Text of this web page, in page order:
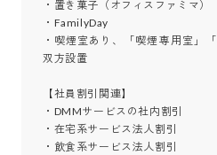
・置き菓子（オフィスファミマ）
・FamilyDay
・喫煙室あり、「喫煙専用室」
双方設置
【社員割引関連】
・DMMサービスの社内割引
・在宅系サービス法人割引
・飲食系サービス法人割引